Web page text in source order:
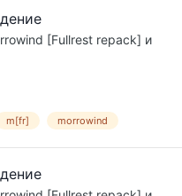
[Fullrest repack] и
m[fr] morrowind